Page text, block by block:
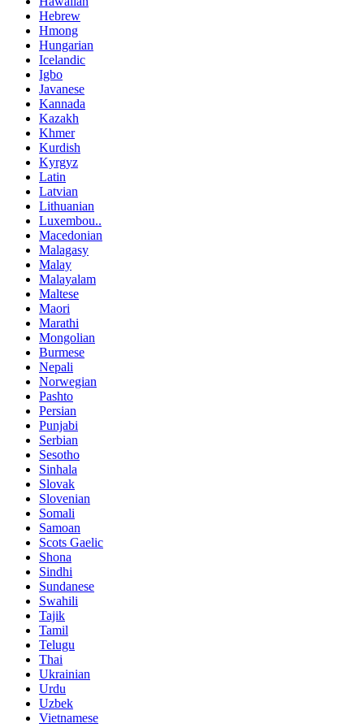
Hebrew
Hmong
Hungarian
Icelandic
Igbo
Javanese
Kannada
Kazakh
Khmer
Kurdish
Kyrgyz
Latin
Latvian
Lithuanian
Luxembou..
Macedonian
Malagasy
Malay
Malayalam
Maltese
Maori
Marathi
Mongolian
Burmese
Nepali
Norwegian
Pashto
Persian
Punjabi
Serbian
Sesotho
Sinhala
Slovak
Slovenian
Somali
Samoan
Scots Gaelic
Shona
Sindhi
Sundanese
Swahili
Tajik
Tamil
Telugu
Thai
Ukrainian
Urdu
Uzbek
Vietnamese